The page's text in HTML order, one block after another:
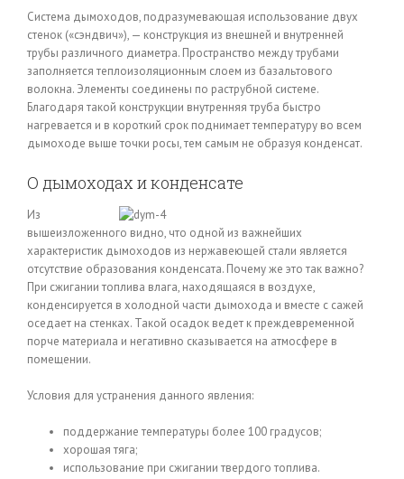
Система дымоходов, подразумевающая использование двух
стенок («сэндвич»), — конструкция из внешней и внутренней
трубы различного диаметра. Пространство между трубами
заполняется теплоизоляционным слоем из базальтового
волокна. Элементы соединены по раструбной системе.
Благодаря такой конструкции внутренняя труба быстро
нагревается и в короткий срок поднимает температуру во всем
дымоходе выше точки росы, тем самым не образуя конденсат.
О дымоходах и конденсате
Из
вышеизложенного видно, что одной из важнейших
характеристик дымоходов из нержавеющей стали является
отсутствие образования конденсата. Почему же это так важно?
При сжигании топлива влага, находящаяся в воздухе,
конденсируется в холодной части дымохода и вместе с сажей
оседает на стенках. Такой осадок ведет к преждевременной
порче материала и негативно сказывается на атмосфере в
помещении.
Условия для устранения данного явления:
поддержание температуры более 100 градусов;
хорошая тяга;
использование при сжигании твердого топлива.